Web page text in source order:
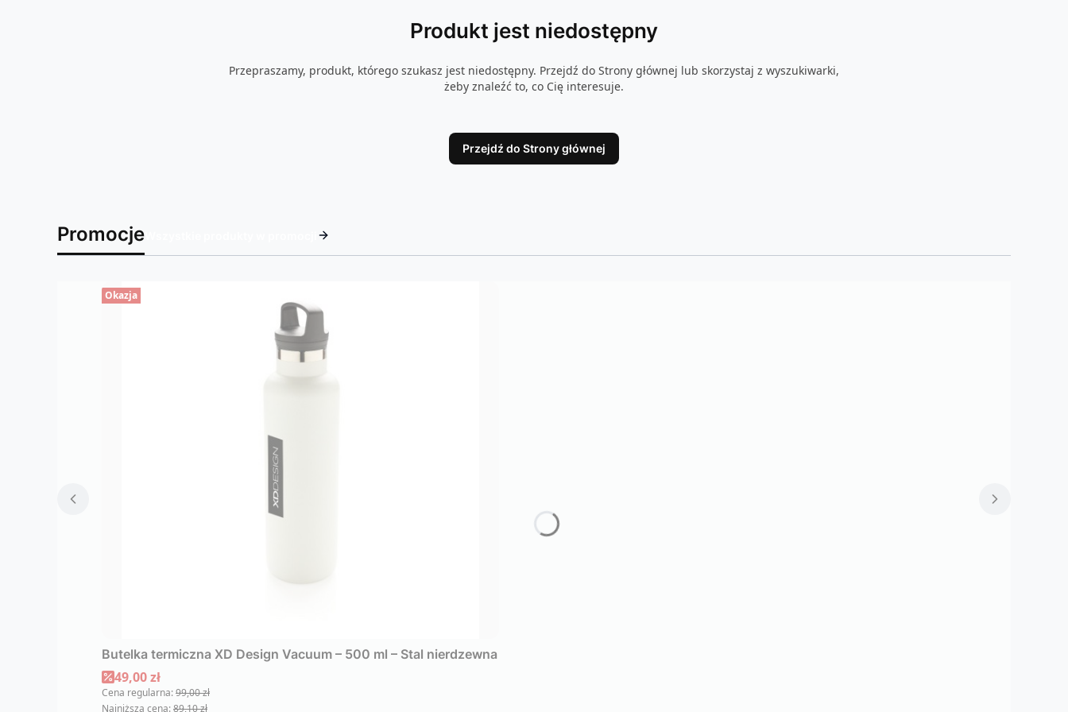
Produkt jest niedostępny
Przepraszamy, produkt, którego szukasz jest niedostępny. Przejdź do Strony głównej lub skorzystaj z wyszukiwarki,
żeby znaleźć to, co Cię interesuje.
Przejdź do Strony głównej
Promocje
Okazja
Butelka termiczna XD Design Vacuum – 500 ml – Stal nierdzewna
Cena promocyjna
49,00 zł
Cena regularna:99,00 zł
Najniższa cena:89,10 zł